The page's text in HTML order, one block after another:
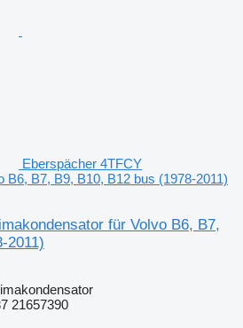
Eberspächer 4TFCY
B6, B7, B9, B10, B12 bus (1978-2011)
für Volvo B6, B7,
2011)
21657390